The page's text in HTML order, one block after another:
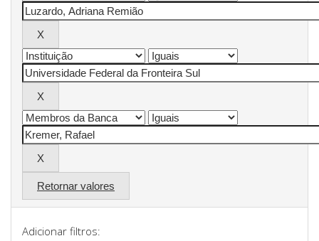
Retornar valores
Adicionar filtros: